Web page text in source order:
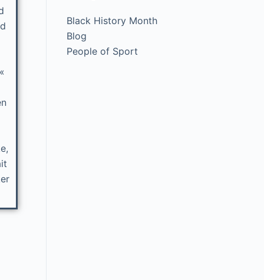
Black History Month
Blog
People of Sport